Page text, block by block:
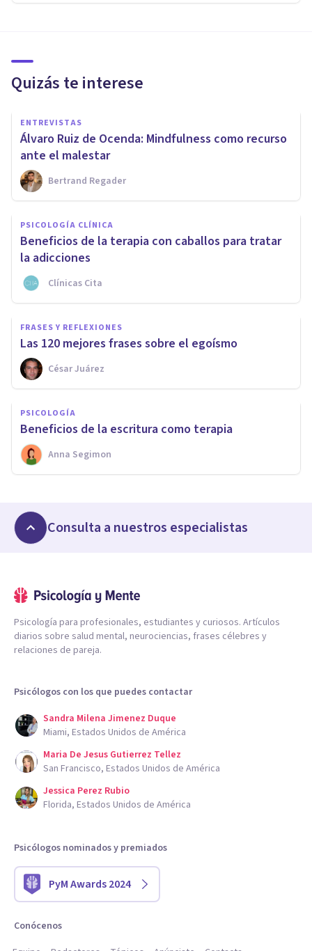
Quizás te interese
ENTREVISTAS
Álvaro Ruiz de Ocenda: Mindfulness como recurso
ante el malestar
Bertrand Regader
PSICOLOGÍA CLÍNICA
Beneficios de la terapia con caballos para tratar
la adicciones
Clínicas Cita
FRASES Y REFLEXIONES
Las 120 mejores frases sobre el egoísmo
César Juárez
PSICOLOGÍA
Beneficios de la escritura como terapia
Anna Segimon
Consulta a nuestros especialistas
Psicología para profesionales, estudiantes y curiosos. Artículos
diarios sobre salud mental, neurociencias, frases célebres y
relaciones de pareja.
Psicólogos con los que puedes contactar
Sandra Milena Jimenez Duque
Miami, Estados Unidos de América
Maria De Jesus Gutierrez Tellez
San Francisco, Estados Unidos de América
Jessica Perez Rubio
Florida, Estados Unidos de América
Psicólogos nominados y premiados
PyM Awards 2024
Conócenos